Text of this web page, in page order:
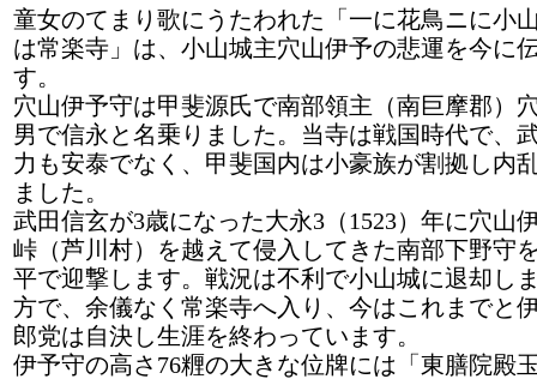
童女のてまり歌にうたわれた「一に花鳥ニに小
は常楽寺」は、小山城主穴山伊予の悲運を今に
す。
穴山伊予守は甲斐源氏で南部領主（南巨摩郡）
男で信永と名乗りました。当寺は戦国時代で、
力も安泰でなく、甲斐国内は小豪族が割拠し内
ました。
武田信玄が3歳になった大永3（1523）年に穴山
峠（芦川村）を越えて侵入してきた南部下野守
平で迎撃します。戦況は不利で小山城に退却し
方で、余儀なく常楽寺へ入り、今はこれまでと
郎党は自決し生涯を終わっています。
伊予守の高さ76糎の大きな位牌には「東膳院殿